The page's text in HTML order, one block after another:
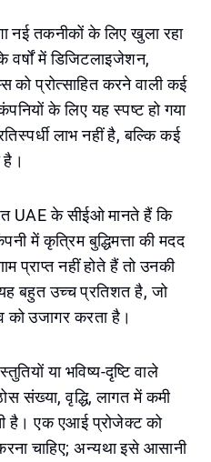
नई तकनीकों के लिए खुला रहा
में डिजिटलाइजेशन,
प्रोत्साहित करने वाली कई
के लिए यह स्पष्ट हो गया
लाभ नहीं है, बल्कि कई
है।
UAE के सीईओ मानते हैं कि
में कृत्रिम बुद्धिमत्ता की मदद
प्राप्त नहीं होते हैं तो उनकी
बहुत उच्च प्रतिशत है, जो
को उजागर करता है।
या भविष्य-दृष्टि वाले
संख्या, वृद्धि, लागत में कमी
है। एक एआई प्रोजेक्ट को
चाहिए; अन्यथा इसे आसानी